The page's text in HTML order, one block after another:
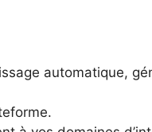
automatique,